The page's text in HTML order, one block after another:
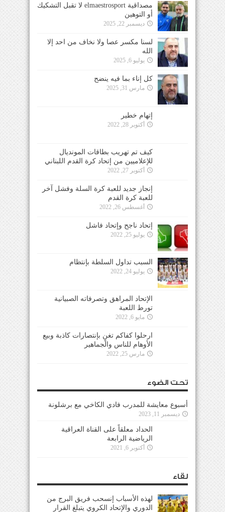
مصداقية elmaestrosport لا تقبل التشكيك
أو التوهين
ديسمبر 22, 2025
لسنا مكسر عصا ولا نخاف من احد إلا
الله
يوليو 6, 2025
كل إناء بما فيه ينضح
مارس 31, 2025
إتهام خطير
أكتوبر 28, 2022
كيف تم تهريب بطاقات المونديال
للإعلاميين من إتحاد كرة القدم اللبناني
أكتوبر 27, 2022
إنجاز جديد للعبة كرة السلة وفشل آخر
للعبة كرة القدم
أغسطس 26, 2022
إتحاد ناجح وإتحاد فاشل
يوليو 25, 2022
السبب تداول السلطة بإنتظام
يوليو 24, 2022
الإتحاد المراهق وتصرفاته الصبيانية
تورط اللعبة
مايو 6, 2022
ارحلوا كفاكم تغنٍ بإنتصارات كاذبة وبيع
الأوهام للناس والجماهير
مارس 25, 2022
تحت الضوء
أسبوع معايشة للمدرب فادي الكاخي مع برشلونة
ديسمبر 11, 2023
الحداد معلقاً على القناة العراقية
الرياضية الرابعة
أكتوبر 6, 2021
لقاء
لهذه الأسباب إنسحب فريق البرج من
الدوري والإتحاد الكروي يتبلغ القرار